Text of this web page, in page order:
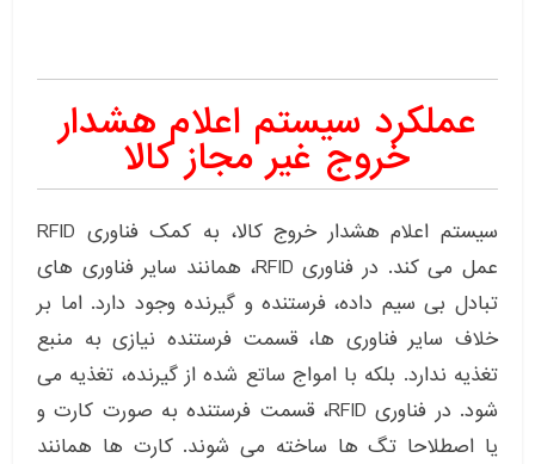
عملکرد سیستم اعلام هشدار
خروج غیر مجاز کالا
سیستم اعلام هشدار خروج کالا، به کمک فناوری RFID
عمل می کند. در فناوری RFID، همانند سایر فناوری های
تبادل بی سیم داده، فرستنده و گیرنده وجود دارد. اما بر
خلاف سایر فناوری ها، قسمت فرستنده نیازی به منبع
تغذیه ندارد. بلکه با امواج ساتع شده از گیرنده، تغذیه می
شود. در فناوری RFID، قسمت فرستنده به صورت کارت و
یا اصطلاحا تگ ها ساخته می شوند. کارت ها همانند